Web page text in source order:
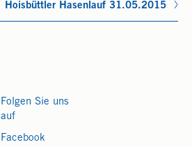
Hoisbüttler Hasenlauf 31.05.2015
Folgen Sie uns
auf
Facebook